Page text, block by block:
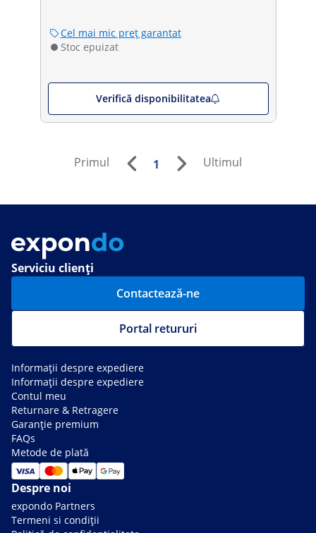
Cel mai mic preț garantat
Stoc epuizat
Verifică disponibilitatea
Primul 1 Ultimul
Serviciu clienți
Contactează-ne
Portal retururi
Informații despre expediere
Informații despre expediere
Contul meu
Returnare & Retragere
Garanție premium
FAQs
Metode de plată
Despre noi
expondo Partners
Termeni si condiții